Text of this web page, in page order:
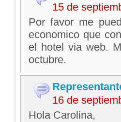
15 de
Por favor me
economico que
el hotel via web.
octubre.
16 de
Hola Carolina,